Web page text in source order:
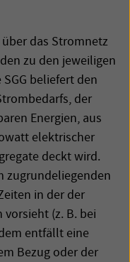
das Stromnetz
zu den jeweiligen
SGG beliefert den
der
Energien, aus
elektrischer
deckt wird.
zugrundeliegenden
in der der
(z. B. bei
entfällt eine
Bezug oder der